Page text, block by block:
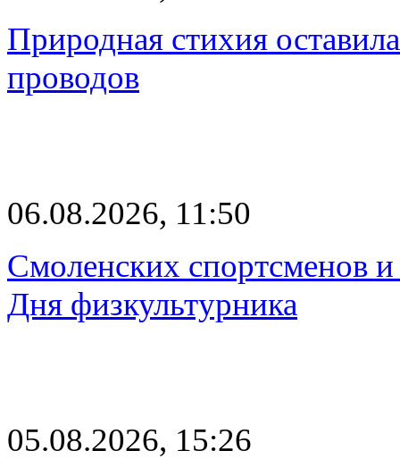
Природная стихия
проводов
06.08.2026, 11:50
Смоленских спортсменов
Дня физкультурника
05.08.2026, 15:26